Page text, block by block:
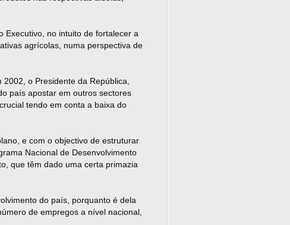
Executivo, no intuito de fortalecer a
agrícolas, numa perspectiva de
o Presidente da República,
país apostar em outros sectores
tendo em conta a baixa do
e com o objectivo de estruturar
Nacional de Desenvolvimento
que têm dado uma certa primazia
do país, porquanto é dela
de empregos a nível nacional,